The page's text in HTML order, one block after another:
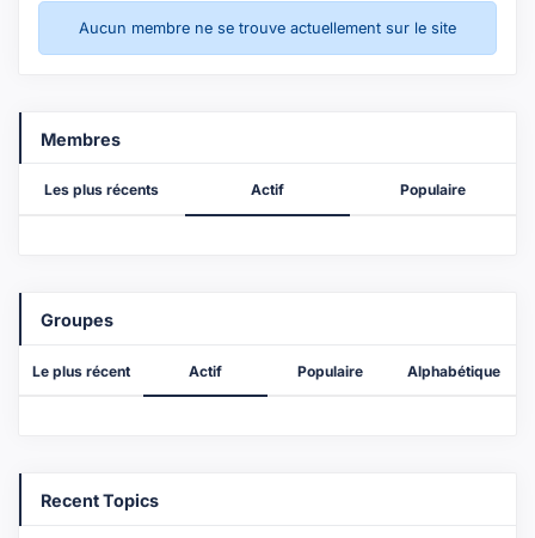
Aucun membre ne se trouve actuellement sur le site
Membres
Les plus récents Actif Populaire
Groupes
Le plus récent Actif Populaire Alphabétique
Recent Topics